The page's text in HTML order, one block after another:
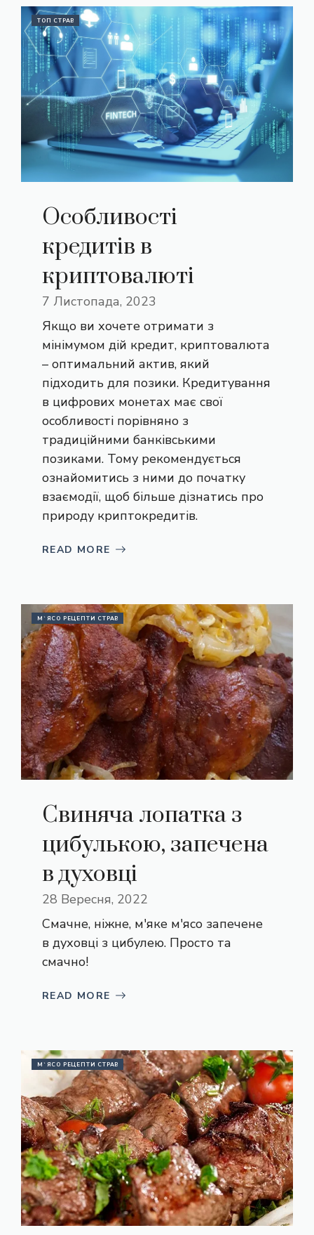
ТОП СТРАВ
Особливості
кредитів в
криптовалюті
7 Листопада, 2023
Якщо ви хочете отримати з
мінімумом дій кредит, криптовалюта
– оптимальний актив, який
підходить для позики. Кредитування
в цифрових монетах має свої
особливості порівняно з
традиційними банківськими
позиками. Тому рекомендується
ознайомитись з ними до початку
взаємодії, щоб більше дізнатись про
природу криптокредитів.
READ MORE
М`ЯСО РЕЦЕПТИ СТРАВ
Свиняча лопатка з
цибулькою, запечена
в духовці
28 Вересня, 2022
Смачне, ніжне, м'яке м'ясо запечене
в духовці з цибулею. Просто та
смачно!
READ MORE
М`ЯСО РЕЦЕПТИ СТРАВ